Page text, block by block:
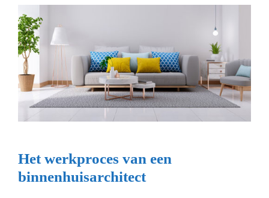
Het werkproces van een
binnenhuisarchitect